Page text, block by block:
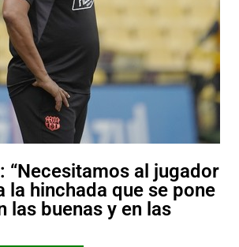
“Necesitamos al jugador
la hinchada que se pone
las buenas y en las